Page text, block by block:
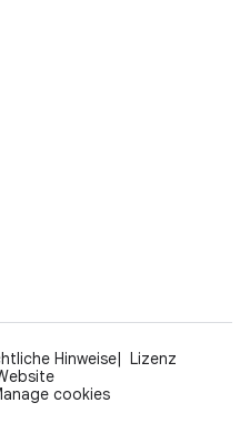
Hinweise
Lizenz
cookies